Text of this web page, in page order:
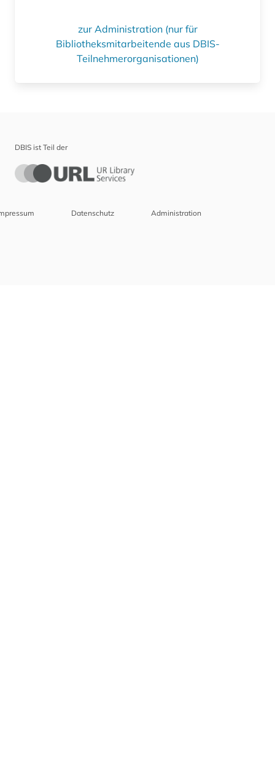
zur Administration (nur für
Bibliotheksmitarbeitende aus DBIS-
Teilnehmerorganisationen)
DBIS ist Teil der
Datenschutz Administration